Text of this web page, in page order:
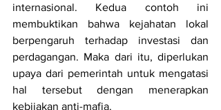
internasional. Kedua contoh ini
membuktikan bahwa kejahatan lokal
berpengaruh terhadap investasi dan
perdagangan. Maka dari itu, diperlukan
upaya dari pemerintah untuk mengatasi
hal tersebut dengan menerapkan
kebijakan anti-mafia.